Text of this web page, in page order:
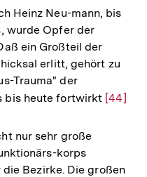
Heinz Neu-mann, bis
wurde Opfer der
ein Großteil der
erlitt, gehört zu
Trauma" der
bis heute fortwirkt Zur
[44]
nur sehr große
korps
Bezirke. Die großen